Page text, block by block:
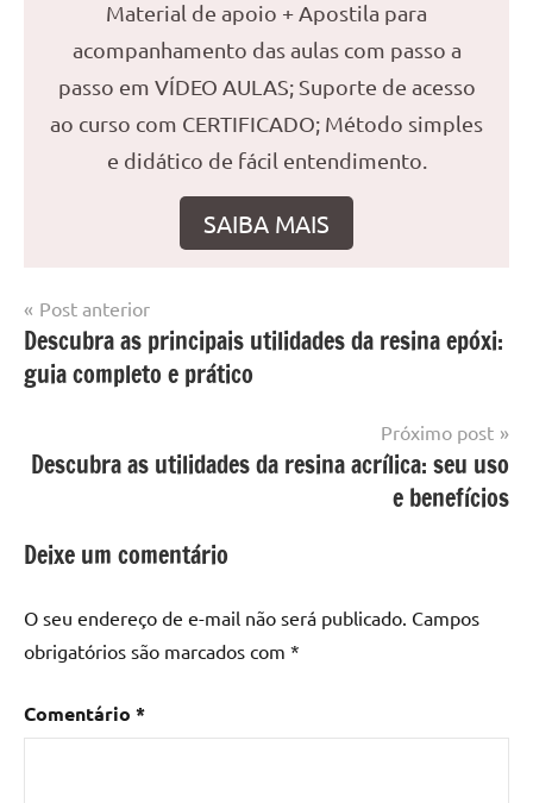
Material de apoio + Apostila para
acompanhamento das aulas com passo a
passo em VÍDEO AULAS; Suporte de acesso
ao curso com CERTIFICADO; Método simples
e didático de fácil entendimento.
SAIBA MAIS
Marcado
com
mesa
Mesa
epoxi
mesa
madeira,
Mesa
madeira
com
Mesa
resinada
Navegação
de
Post
Post anterior
Descubra as principais utilidades da resina epóxi:
guia completo e prático
Próximo post
Descubra as utilidades da resina acrílica: seu uso
e benefícios
Deixe um comentário
O seu endereço de e-mail não será publicado. Campos
obrigatórios são marcados com *
Comentário *